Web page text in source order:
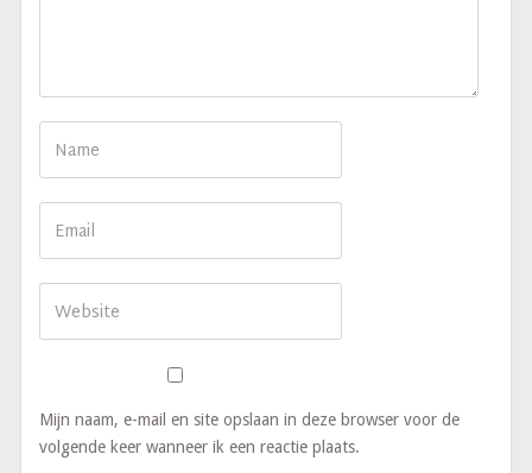
Mijn naam, e-mail en site opslaan in deze browser voor de
volgende keer wanneer ik een reactie plaats.